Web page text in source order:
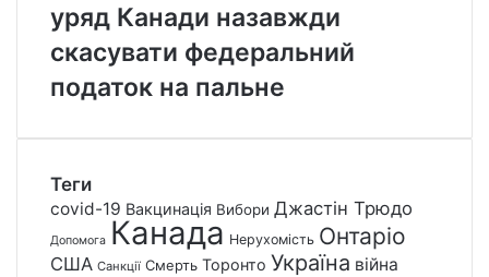
уряд Канади назавжди
скасувати федеральний
податок на пальне
Теги
covid-19 Вакцинація Вибори Джастін Трюдо
Допомога Канада Нерухомість Онтаріо
США Санкції Смерть Торонто Україна війна